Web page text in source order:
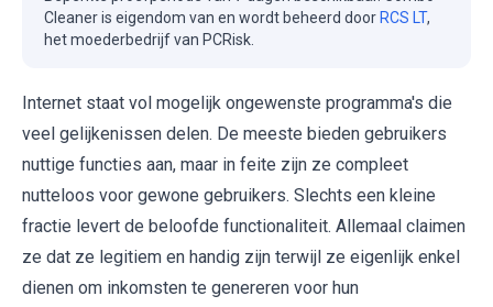
Cleaner is eigendom van en wordt beheerd door RCS LT,
het moederbedrijf van PCRisk.
Internet staat vol mogelijk ongewenste programma's die
veel gelijkenissen delen. De meeste bieden gebruikers
nuttige functies aan, maar in feite zijn ze compleet
nutteloos voor gewone gebruikers. Slechts een kleine
fractie levert de beloofde functionaliteit. Allemaal claimen
ze dat ze legitiem en handig zijn terwijl ze eigenlijk enkel
dienen om inkomsten te genereren voor hun